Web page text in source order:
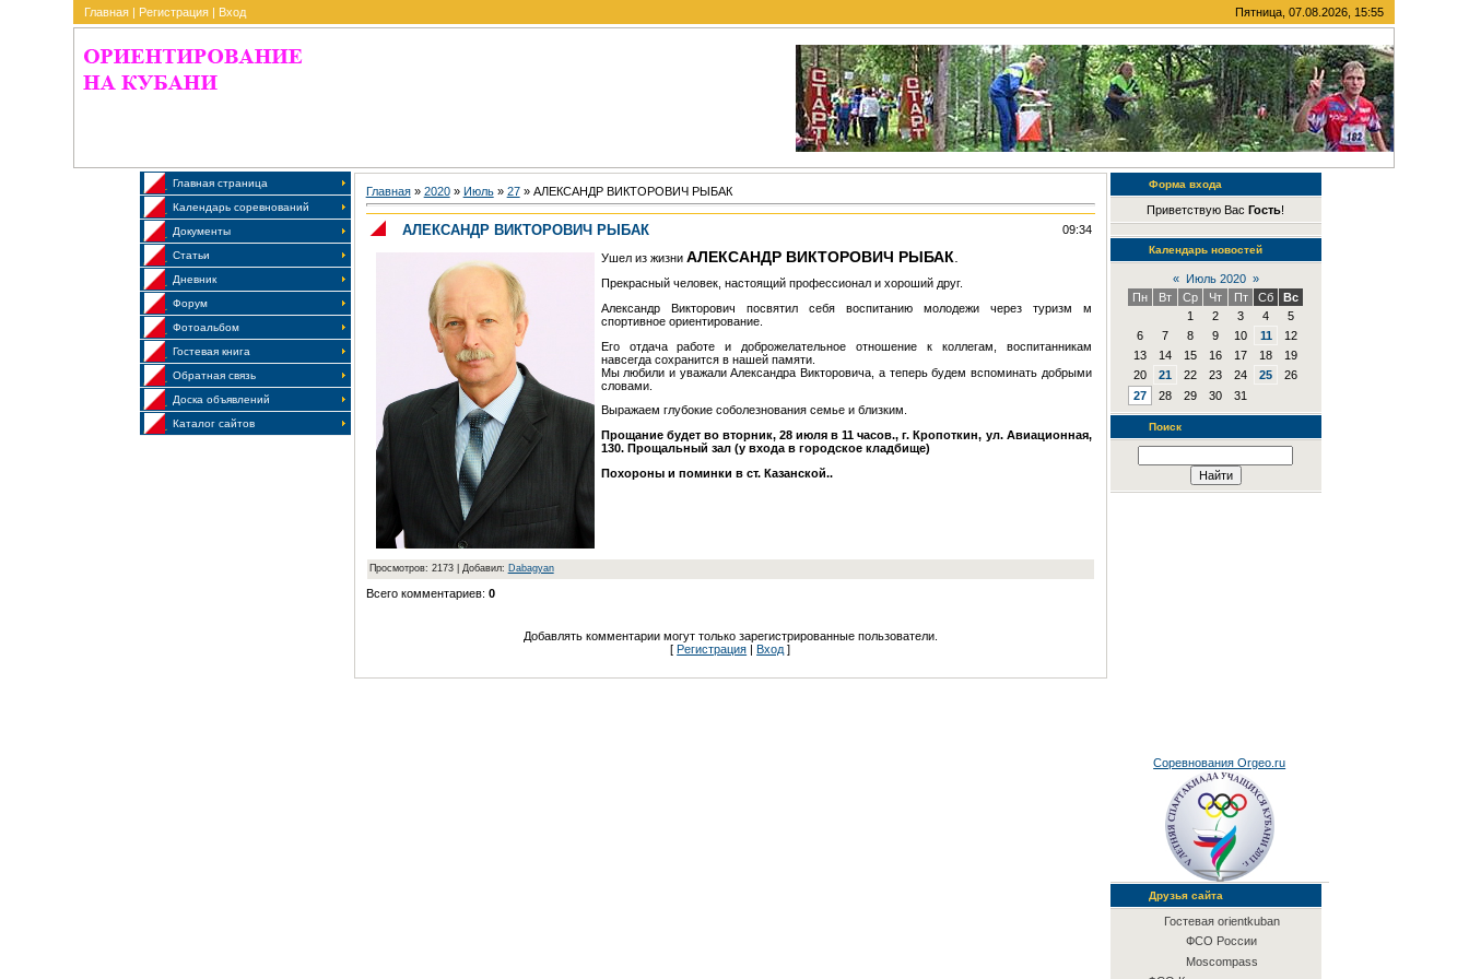
Главная | Регистрация | Вход Пятница, 07.08.2026, 15:55
Главная страница
Календарь соревнований
Документы
Статьи
Дневник
Форум
Фотоальбом
Гостевая книга
Обратная связь
Доска объявлений
Каталог сайтов
Главная» 2020 » Июль » 27» АЛЕКСАНДР ВИКТОРОВИЧ РЫБАК
АЛЕКСАНДР ВИКТОРОВИЧ РЫБАК 09:34
Ушел из жизни АЛЕКСАНДР ВИКТОРОВИЧ РЫБАК
Прекрасный человек, настоящий профессионал и хороший друг.
Александр Викторович посвятил себя воспитанию молодежи через туризм м
спортивное ориентирование.
Его отдача работе и доброжелательное отношение к коллегам, воспитанникам
навсегда сохранится в нашей памяти.
Мы любили и уважали Александра Викторовича, а теперь будем вспоминать добрыми
словами.
Выражаем глубокие соболезнования семье и близким.
Прощание будет во вторник, 28 июля в 11 часов., г. Кропоткин, ул. Авиационная,
130. Прощальный зал (у входа в городское кладбище)
Похороны и поминки в ст. Казанской..
Просмотров: 2173 | Добавил: Dabagyan
Всего комментариев: 0
Добавлять комментарии могут только зарегистрированные пользователи.
[Регистрация |Вход ]
Форма входа
Приветствую ВасГость!
Календарь новостей
« Июль 2020 »
Пн
Вт Ср Чт Пт Сб
Вс
1
2 3 4
5
6
7 8 9 10 11
12
13
14 15 16 17 18
19
20
21 22 23 24 25
26
27
28 29 30 31
Поиск
Соревнования Orgeo.ru
Друзья сайта
Гостевая orientkuban
ФСО России
Moscompass